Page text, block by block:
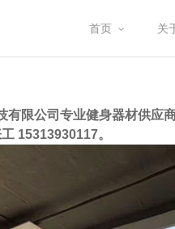
首页 关
限公司专业健身器材供应
15313930117。